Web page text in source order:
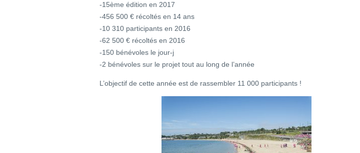
-15ème édition en 2017
-456 500 € récoltés en 14 ans
-10 310 participants en 2016
-62 500 € récoltés en 2016
-150 bénévoles le jour-j
-2 bénévoles sur le projet tout au long de l’année
L’objectif de cette année est de rassembler 11 000 participants !